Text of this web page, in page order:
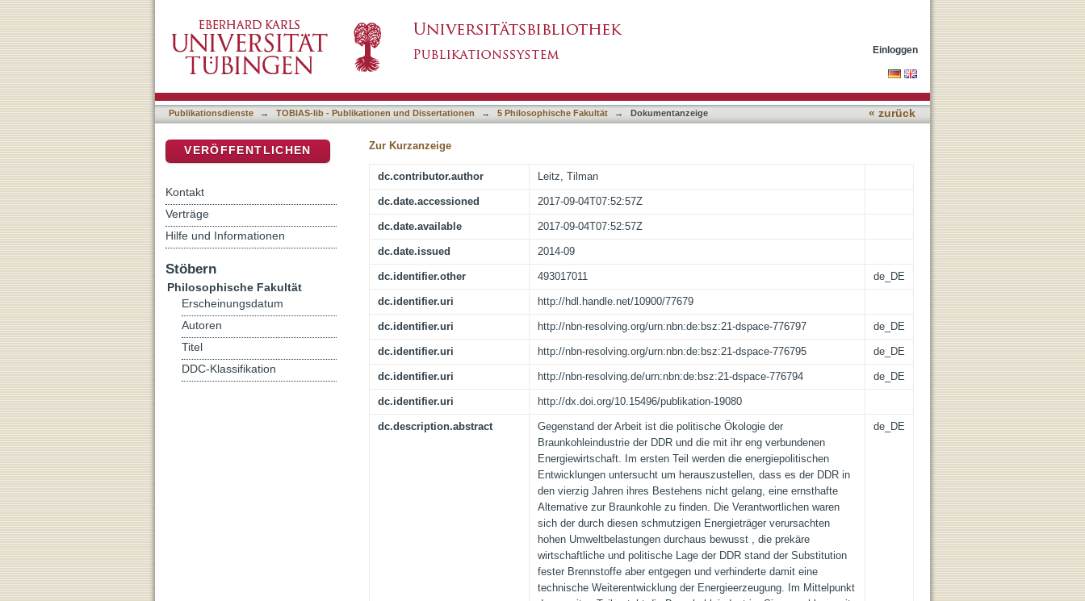
DDR
Einloggen
Publikationsdienste → TOBIAS-lib - Publikationen und Dissertationen → 5 Philosophische Fakultät → Dokumentanzeige « zurück
Zur Kurzanzeige
dc.contributor.author Leitz, Tilman
dc.date.accessioned 2017-09-04T07:52:57Z
dc.date.available 2017-09-04T07:52:57Z
dc.date.issued 2014-09
dc.identifier.other 493017011 de_DE
dc.identifier.uri http://hdl.handle.net/10900/77679
dc.identifier.uri http://nbn-resolving.org/urn:nbn:de:bsz:21-dspace-776797 de_DE
dc.identifier.uri http://nbn-resolving.org/urn:nbn:de:bsz:21-dspace-776795 de_DE
dc.identifier.uri http://nbn-resolving.de/urn:nbn:de:bsz:21-dspace-776794 de_DE
dc.identifier.uri http://dx.doi.org/10.15496/publikation-19080
dc.description.abstract
Gegenstand der Arbeit ist die politische Ökologie der
Braunkohleindustrie der DDR und die mit ihr eng verbundenen
Energiewirtschaft. Im ersten Teil werden die energiepolitischen
Entwicklungen untersucht um herauszustellen, dass es der DDR in
den vierzig Jahren ihres Bestehens nicht gelang, eine ernsthafte
Alternative zur Braunkohle zu finden. Die Verantwortlichen waren
sich der durch diesen schmutzigen Energieträger verursachten
hohen Umweltbelastungen durchaus bewusst , die prekäre
wirtschaftliche und politische Lage der DDR stand der Substitution
fester Brennstoffe aber entgegen und verhinderte damit eine
technische Weiterentwicklung der Energieerzeugung. Im Mittelpunkt
de_DE
VERÖFFENTLICHEN
Kontakt
Verträge
Hilfe und Informationen
Stöbern
Philosophische Fakultät
Erscheinungsdatum
Autoren
Titel
DDC-Klassifikation